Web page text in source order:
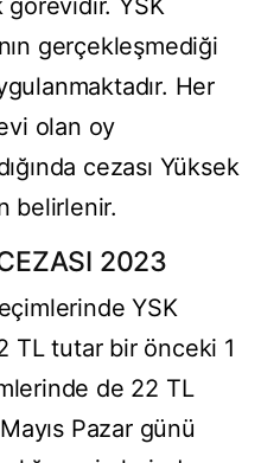
görevidir. YSK
gerçekleşmediği
Her
olan oy
cezası Yüksek
belirlenir.
2023
YSK
TL tutar bir önceki 1
de 22 TL
Pazar günü